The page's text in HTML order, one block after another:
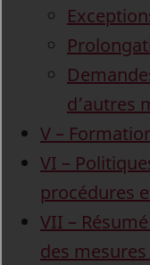
d’autres
V –
VI –
procédures
VII –
des